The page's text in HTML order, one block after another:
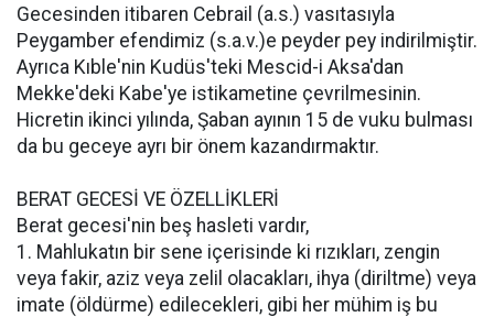
Gecesinden itibaren Cebrail (a.s.) vasıtasıyla
Peygamber efendimiz (s.a.v.)e peyder pey indirilmiştir.
Ayrıca Kıble'nin Kudüs'teki Mescid-i Aksa'dan
Mekke'deki Kabe'ye istikametine çevrilmesinin.
Hicretin ikinci yılında, Şaban ayının 15 de vuku bulması
da bu geceye ayrı bir önem kazandırmaktır.
BERAT GECESİ VE ÖZELLİKLERİ
Berat gecesi'nin beş hasleti vardır,
1. Mahlukatın bir sene içerisinde ki rızıkları, zengin
veya fakir, aziz veya zelil olacakları, ihya (diriltme) veya
imate (öldürme) edilecekleri, gibi her mühim iş bu